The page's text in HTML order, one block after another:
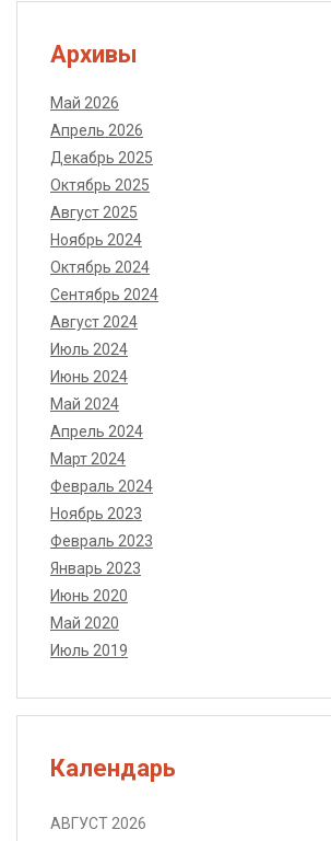
Архивы
Май 2026
Апрель 2026
Декабрь 2025
Октябрь 2025
Август 2025
Ноябрь 2024
Октябрь 2024
Сентябрь 2024
Август 2024
Июль 2024
Июнь 2024
Май 2024
Апрель 2024
Март 2024
Февраль 2024
Ноябрь 2023
Февраль 2023
Январь 2023
Июнь 2020
Май 2020
Июль 2019
Календарь
АВГУСТ 2026